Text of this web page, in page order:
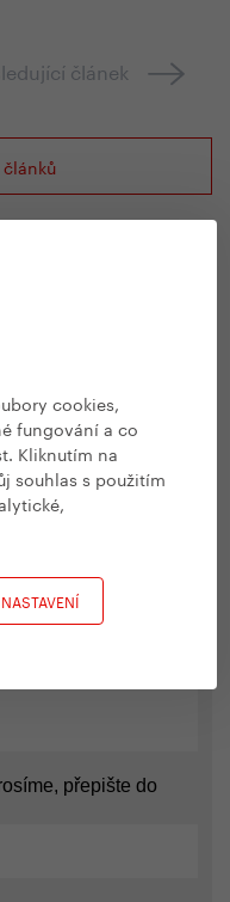
cookies,
fungování a co
Kliknutím na
souhlas s použitím
článek
přepište do